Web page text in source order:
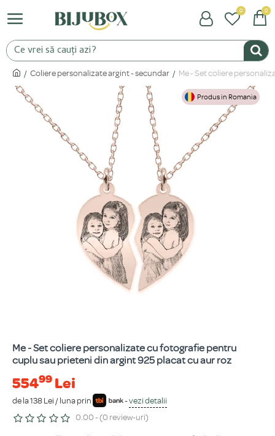
0 0
Coliere personalizate argint - secundar Me - Set coliere
Produs in Romania
Me - Set coliere personalizate cu fotografie pentru
cuplu sau prieteni din argint 925 placat cu aur roz
55499 Lei
de la 138 Lei / luna prin -vezi detalii
0.00 - (0 review-uri)